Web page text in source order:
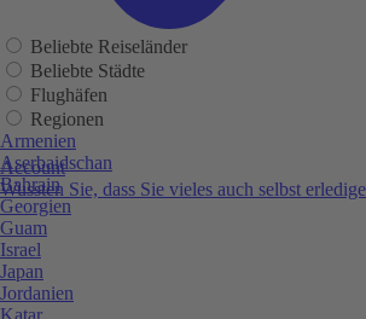
Account
Wussten Sie, dass Sie vieles auch selbst
Beliebte Reiseländer
Beliebte Städte
Flughäfen
Regionen
Armenien
Aserbaidschan
Bahrain
Georgien
Guam
Israel
Japan
Jordanien
Katar